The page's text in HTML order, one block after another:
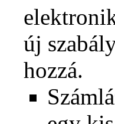
új
hozzá.